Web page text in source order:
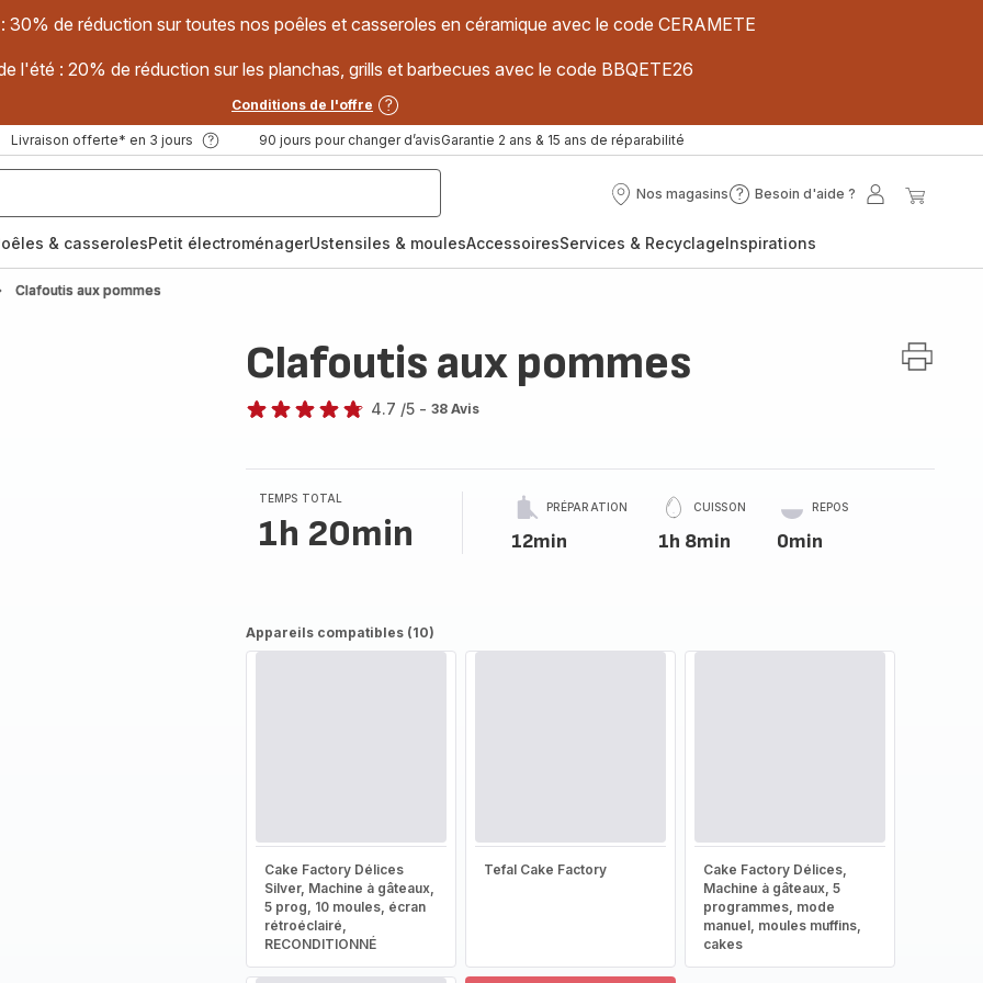
30% de réduction sur toutes nos poêles et casseroles en céramique avec le code CERAMETE
l'été : 20% de réduction sur les planchas, grills et barbecues avec le code BBQETE26
Conditions de l'offre
Livraison offerte* en 3 jours 90 jours pour changer d’avisGarantie 2 ans & 15 ans de réparabilité
Nos magasins
Nos
Besoin d'aide ?
Besoin
?
Mon
& casserolesPetit électroménagerUstensiles & moulesAccessoiresServices & RecyclageInspirations
Clafoutis aux pommes
Clafoutis aux pommes
4.7 /5 - 38 Avis
TEMPS TOTAL
1h 20min
PRÉPARATION
12min
CUISSON
1h 8min
REPOS
0min
Appareils compatibles (10)
Cake Factory Délices
Silver, Machine à gâteaux,
5 prog, 10 moules, écran
rétroéclairé,
RECONDITIONNÉ
Tefal Cake Factory
Cake Factory Délices,
Machine à gâteaux, 5
programmes, mode
manuel, moules muffins,
cakes